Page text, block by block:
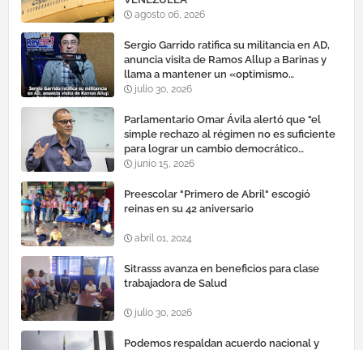
agosto 06, 2026
Sergio Garrido ratifica su militancia en AD,
anuncia visita de Ramos Allup a Barinas y
llama a mantener un «optimismo
cauteloso»
julio 30, 2026
Parlamentario Omar Ávila alertó que "el
simple rechazo al régimen no es suficiente
para lograr un cambio democrático
efectivo"
junio 15, 2026
Preescolar "Primero de Abril" escogió
reinas en su 42 aniversario
abril 01, 2024
Sitrasss avanza en beneficios para clase
trabajadora de Salud
julio 30, 2026
Podemos respaldan acuerdo nacional y